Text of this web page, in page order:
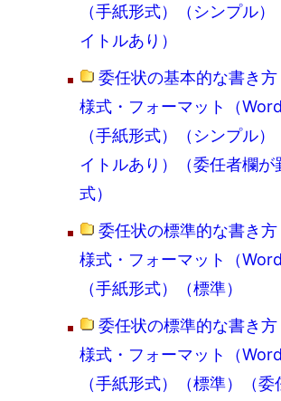
（手紙形式）（シンプル）
イトルあり）
委任状の基本的な書き方
様式・フォーマット（Word
（手紙形式）（シンプル）
イトルあり）（委任者欄が
式）
委任状の標準的な書き方
様式・フォーマット（Word
（手紙形式）（標準）
委任状の標準的な書き方
様式・フォーマット（Word
（手紙形式）（標準）（